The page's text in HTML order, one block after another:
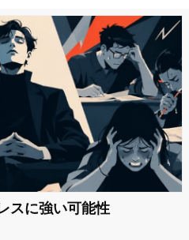
スに強い可能性